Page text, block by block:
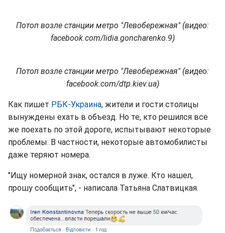
Потоп возле станции метро "Левобережная" (видео:
facebook.com/lidia.goncharenko.9)
Потоп возле станции метро "Левобережная" (видео:
facebook.com/dtp.kiev.ua)
Как пишет РБК-Украина, жители и гости столицы
вынуждены ехать в объезд. Но те, кто решился все
же поехать по этой дороге, испытывают некоторые
проблемы. В частности, некоторые автомобилисты
даже теряют номера.
"Ищу номерной знак, остался в луже. Кто нашел,
прошу сообщить", - написала Татьяна Слатвицкая.